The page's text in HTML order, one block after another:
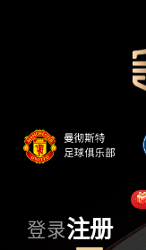
登录注册